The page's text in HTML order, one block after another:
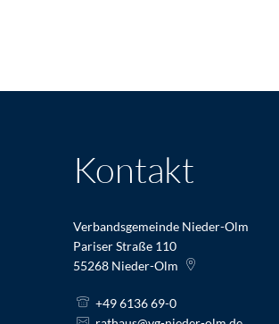
Kontakt
Verbandsgemeinde Nieder-Olm
Pariser Straße 110
55268 Nieder-Olm
+49 6136 69-0